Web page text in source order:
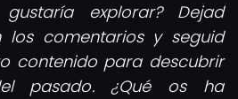
explorar? Dejad
los comentarios y seguid
contenido para descubrir
pasado. ¿Qué os ha